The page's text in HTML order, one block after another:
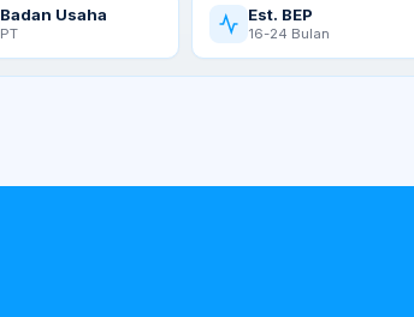
Badan Usaha
PT
Est. BEP
16-24 Bulan